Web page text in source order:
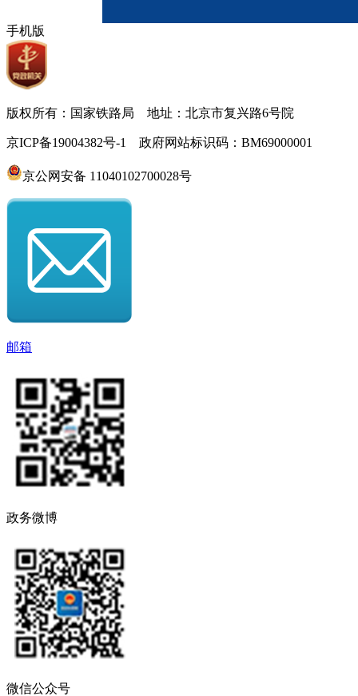
手机版
版权所有：国家铁路局 地址：北京市复兴路6号院
京ICP备19004382号-1 政府网站标识码：BM69000001
京公网安备 11040102700028号
邮箱
政务微博
微信公众号